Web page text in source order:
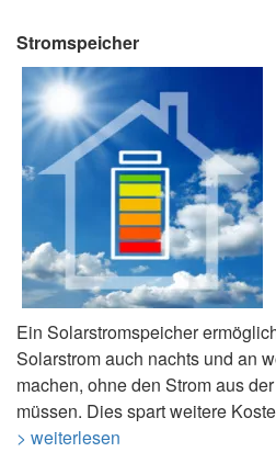
Stromspeicher
Ein Solarstromspeicher
Solarstrom auch nachts und an
machen, ohne den Strom aus
müssen. Dies spart weitere
> weiterlesen